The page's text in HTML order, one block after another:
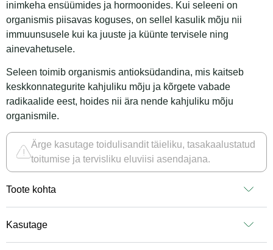
inimkeha ensüümides ja hormoonides. Kui seleeni on
organismis piisavas koguses, on sellel kasulik mõju nii
immuunsusele kui ka juuste ja küünte tervisele ning
ainevahetusele.
Seleen toimib organismis antioksüdandina, mis kaitseb
keskkonnategurite kahjuliku mõju ja kõrgete vabade
radikaalide eest, hoides nii ära nende kahjuliku mõju
organismile.
Ärge kasutage toidulisandit täieliku, tasakaalustatud
toitumise ja tervisliku eluviisi asendajana.
Toote kohta
Kasutage